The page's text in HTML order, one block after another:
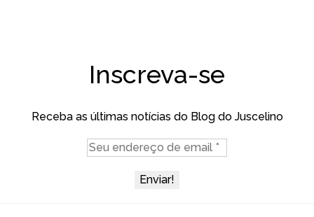
Inscreva-se
Receba as últimas notícias do Blog do Juscelino